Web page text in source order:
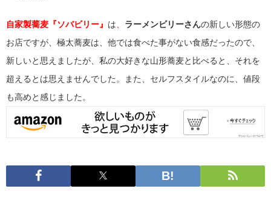
自家製蕎麦『ソバビリー』 は ラーメンビリーさんの新しい形態の
お店ですが、極太蕎麦は、他では食べた事がない食感だったので、
新しいと思えましたが、私の大好きな山形蕎麦と比べると、それを
超えるとは思えませんでした。また、セルフスタイルなのに、値段
も高めと感じました。